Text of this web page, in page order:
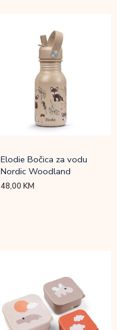
Elodie Bočica za vodu
Nordic Woodland
48,00KM